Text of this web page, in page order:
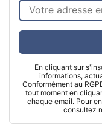
En cliquant sur
informations,
Conformément au
tout moment en
chaque email. Pour
consultez